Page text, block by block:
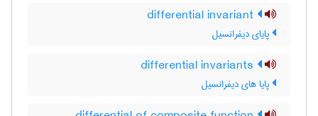
پایای دیفرانسیل
پایا های دیفرانسیل